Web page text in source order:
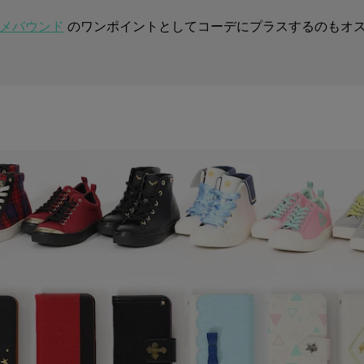
バウンド のワンポイントとしてコーデにプラスするのもオ